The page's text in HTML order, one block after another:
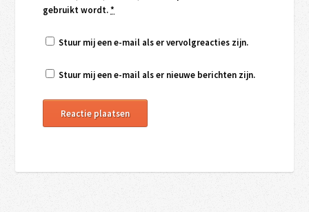
gebruikt wordt.*
Stuur mij een e-mail als er vervolgreacties zijn.
Stuur mij een e-mail als er nieuwe berichten zijn.